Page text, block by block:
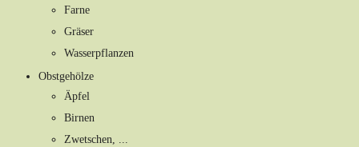
Farne
Gräser
Wasserpflanzen
Obstgehölze
Äpfel
Birnen
Zwetschen, ...